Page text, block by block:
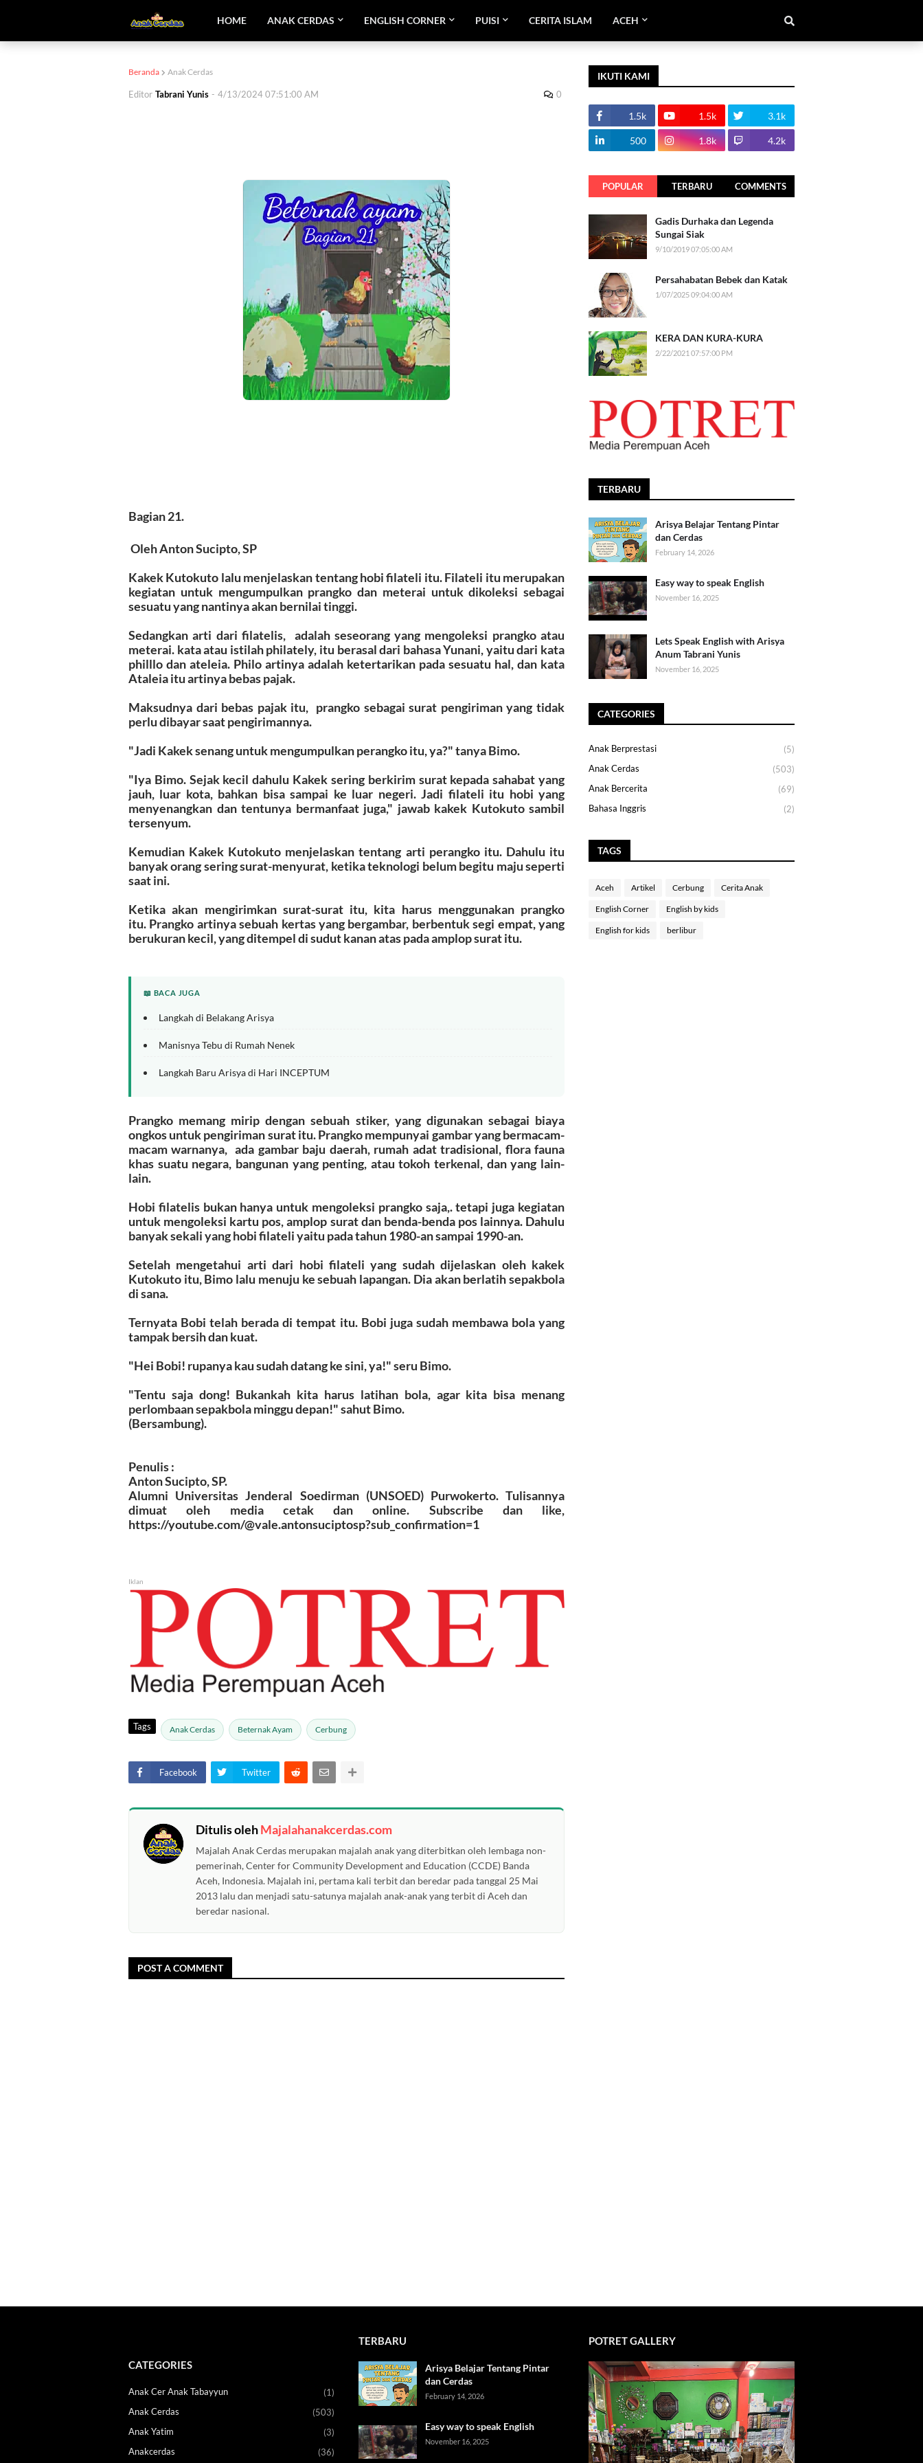
HOME ANAK CERDAS ENGLISH CORNER PUISI CERITA ISLAM ACEH
Beranda Anak Cerdas
Editor Tabrani Yunis - 4/13/2024 07:51:00 AM 0
Bagian 21.
Oleh Anton Sucipto, SP
Kakek Kutokuto lalu menjelaskan tentang hobi filateli itu. Filateli itu merupakan
kegiatan untuk mengumpulkan prangko dan meterai untuk dikoleksi sebagai
sesuatu yang nantinya akan bernilai tinggi.
Sedangkan arti dari filatelis, adalah seseorang yang mengoleksi prangko atau
meterai. kata atau istilah philately, itu berasal dari bahasa Yunani, yaitu dari kata
philllo dan ateleia. Philo artinya adalah ketertarikan pada sesuatu hal, dan kata
Ataleia itu artinya bebas pajak.
Maksudnya dari bebas pajak itu, prangko sebagai surat pengiriman yang tidak
perlu dibayar saat pengirimannya.
"Jadi Kakek senang untuk mengumpulkan perangko itu, ya?" tanya Bimo.
"Iya Bimo. Sejak kecil dahulu Kakek sering berkirim surat kepada sahabat yang
jauh, luar kota, bahkan bisa sampai ke luar negeri. Jadi filateli itu hobi yang
menyenangkan dan tentunya bermanfaat juga," jawab kakek Kutokuto sambil
tersenyum.
Kemudian Kakek Kutokuto menjelaskan tentang arti perangko itu. Dahulu itu
banyak orang sering surat-menyurat, ketika teknologi belum begitu maju seperti
saat ini.
Ketika akan mengirimkan surat-surat itu, kita harus menggunakan prangko
itu. Prangko artinya sebuah kertas yang bergambar, berbentuk segi empat, yang
berukuran kecil, yang ditempel di sudut kanan atas pada amplop surat itu.
📖 BACA JUGA
Langkah di Belakang Arisya
Manisnya Tebu di Rumah Nenek
Langkah Baru Arisya di Hari INCEPTUM
Prangko memang mirip dengan sebuah stiker, yang digunakan sebagai biaya
ongkos untuk pengiriman surat itu. Prangko mempunyai gambar yang bermacam-
macam warnanya, ada gambar baju daerah, rumah adat tradisional, flora fauna
khas suatu negara, bangunan yang penting, atau tokoh terkenal, dan yang lain-
lain.
Hobi filatelis bukan hanya untuk mengoleksi prangko saja,. tetapi juga kegiatan
untuk mengoleksi kartu pos, amplop surat dan benda-benda pos lainnya. Dahulu
banyak sekali yang hobi filateli yaitu pada tahun 1980-an sampai 1990-an.
Setelah mengetahui arti dari hobi filateli yang sudah dijelaskan oleh kakek
Kutokuto itu, Bimo lalu menuju ke sebuah lapangan. Dia akan berlatih sepakbola
di sana.
Ternyata Bobi telah berada di tempat itu. Bobi juga sudah membawa bola yang
tampak bersih dan kuat.
"Hei Bobi! rupanya kau sudah datang ke sini, ya!" seru Bimo.
"Tentu saja dong! Bukankah kita harus latihan bola, agar kita bisa menang
perlombaan sepakbola minggu depan!" sahut Bimo.
(Bersambung).
Penulis :
Anton Sucipto, SP.
Alumni Universitas Jenderal Soedirman (UNSOED) Purwokerto. Tulisannya
dimuat oleh media cetak dan online. Subscribe dan like,
https://youtube.com/@vale.antonsuciptosp?sub_confirmation=1
Iklan
Tags Anak Cerdas Beternak Ayam Cerbung
Facebook Twitter
Ditulis olehMajalahanakcerdas.com
Majalah Anak Cerdas merupakan majalah anak yang diterbitkan oleh lembaga non-
pemerinah, Center for Community Development and Education (CCDE) Banda
Aceh, Indonesia. Majalah ini, pertama kali terbit dan beredar pada tanggal 25 Mai
2013 lalu dan menjadi satu-satunya majalah anak-anak yang terbit di Aceh dan
beredar nasional.
POST A COMMENT
IKUTI KAMI
1.5k 1.5k 3.1k
500 1.8k 4.2k
POPULAR TERBARU COMMENTS
Gadis Durhaka dan Legenda
Sungai Siak
9/10/2019 07:05:00 AM
Persahabatan Bebek dan Katak
1/07/2025 09:04:00 AM
KERA DAN KURA-KURA
2/22/2021 07:57:00 PM
TERBARU
Arisya Belajar Tentang Pintar
dan Cerdas
February 14, 2026
Easy way to speak English
November 16, 2025
Lets Speak English with Arisya
Anum Tabrani Yunis
November 16, 2025
CATEGORIES
Anak Berprestasi
(5)
Anak Cerdas
(503)
Anak Bercerita
(69)
Bahasa Inggris
(2)
TAGS
Aceh Artikel Cerbung Cerita Anak
English Corner English by kids
English for kids berlibur
CATEGORIES
Anak Cer Anak Tabayyun
(1)
Anak Cerdas
(503)
Anak Yatim
(3)
Anakcerdas
(36)
TERBARU
Arisya Belajar Tentang Pintar
dan Cerdas
February 14, 2026
Easy way to speak English
November 16, 2025
POTRET GALLERY